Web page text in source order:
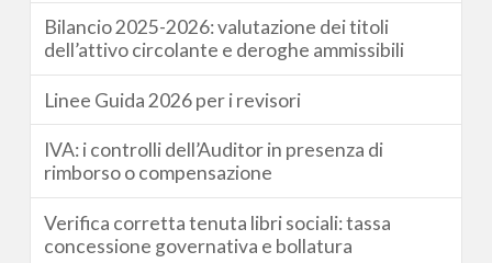
Bilancio 2025-2026: valutazione dei titoli
dell’attivo circolante e deroghe ammissibili
Linee Guida 2026 per i revisori
IVA: i controlli dell’Auditor in presenza di
rimborso o compensazione
Verifica corretta tenuta libri sociali: tassa
concessione governativa e bollatura